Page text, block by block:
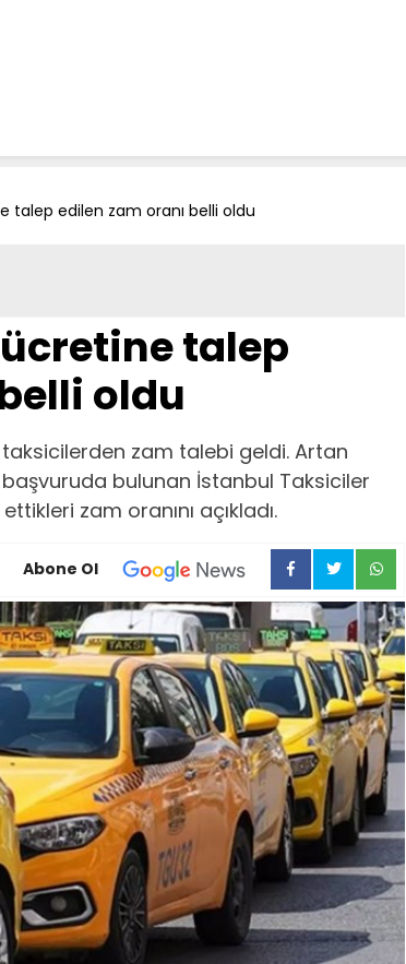
talep edilen zam oranı belli oldu
talep
oldu
taksicilerden zam talebi geldi. Artan
bulunan İstanbul Taksiciler
zam oranını açıkladı.
Abone Ol